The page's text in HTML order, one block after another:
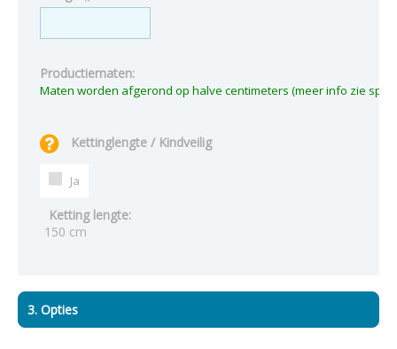
Productiematen:
Kettinglengte / Kindveilig
Ja
Ketting lengte:
150 cm
3. Opties